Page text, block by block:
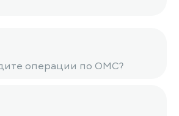
операции по ОМС?